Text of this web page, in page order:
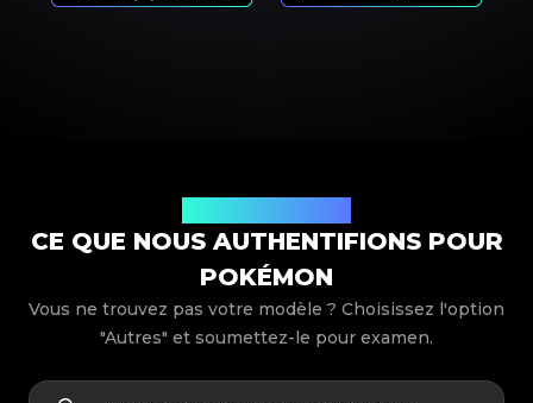
CE QUE NOUS AUTHENTIFIONS POUR
POKÉMON
Vous ne trouvez pas votre modèle ? Choisissez l'option
"Autres" et soumettez-le pour examen.